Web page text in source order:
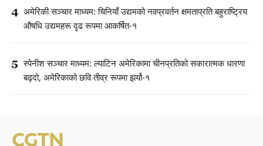
4 अमेरिकी सञ्चार माध्यम: चिनियाँ उद्यमको नवप्रवर्तन क्षमताप्रति बहुराष्ट्रिय
औषधि उद्यमहरू दृढ रूपमा आकर्षित-१
5 स्पेनीश सञ्चार माध्यम: ल्याटिन अमेरिकामा चीनप्रतिको सकारात्मक धारणा
बढ्दो, अमेरिकाको छवि तीव्र रूपमा झर्यो-१